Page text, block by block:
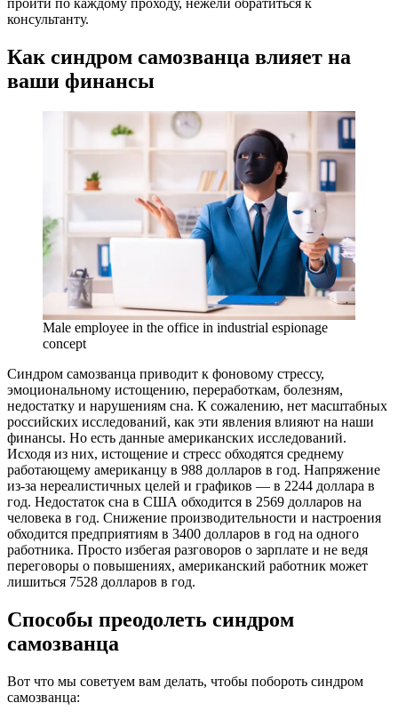
пройти по каждому проходу, нежели обратиться к
консультанту.
Как синдром самозванца влияет на
ваши финансы
Male employee in the office in industrial espionage
concept
Синдром самозванца приводит к фоновому стрессу,
эмоциональному истощению, переработкам, болезням,
недостатку и нарушениям сна. К сожалению, нет масштабных
российских исследований, как эти явления влияют на наши
финансы. Но есть данные американских исследований.
Исходя из них, истощение и стресс обходятся среднему
работающему американцу в 988 долларов в год. Напряжение
из-за нереалистичных целей и графиков — в 2244 доллара в
год. Недостаток сна в США обходится в 2569 долларов на
человека в год. Снижение производительности и настроения
обходится предприятиям в 3400 долларов в год на одного
работника. Просто избегая разговоров о зарплате и не ведя
переговоры о повышениях, американский работник может
лишиться 7528 долларов в год.
Способы преодолеть синдром
самозванца
Вот что мы советуем вам делать, чтобы побороть синдром
самозванца: